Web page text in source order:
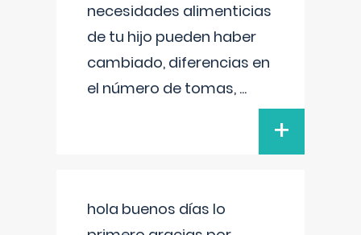
necesidades alimenticias
de tu hijo pueden haber
cambiado, diferencias en
el número de tomas, ...
+
hola buenos días lo